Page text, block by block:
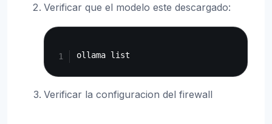
Verificar que el modelo este descargado:
Verificar la configuracion del firewall